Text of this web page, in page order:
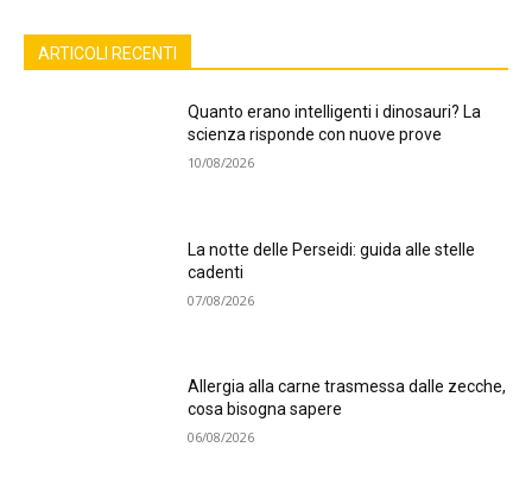
ARTICOLI RECENTI
Quanto erano intelligenti i dinosauri? La
scienza risponde con nuove prove
10/08/2026
La notte delle Perseidi: guida alle stelle
cadenti
07/08/2026
Allergia alla carne trasmessa dalle zecche,
cosa bisogna sapere
06/08/2026